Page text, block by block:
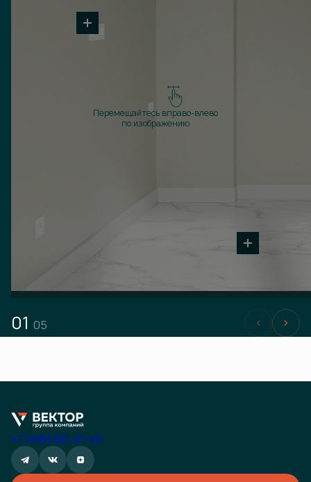
Перемещайтесь вправо-влево
по изображению
01 05
+7 (495) 021-21-40